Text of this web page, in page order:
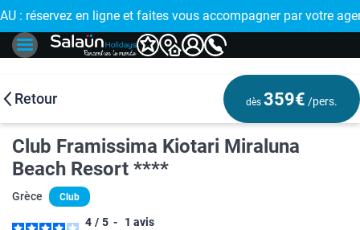
: réservez en ligne et faites vous accompagner par votre 🤩
Retour dès 359€ /pers.
Club Framissima Kiotari Miraluna
Beach Resort ****
Grèce Club
4 / 5 - 1 avis